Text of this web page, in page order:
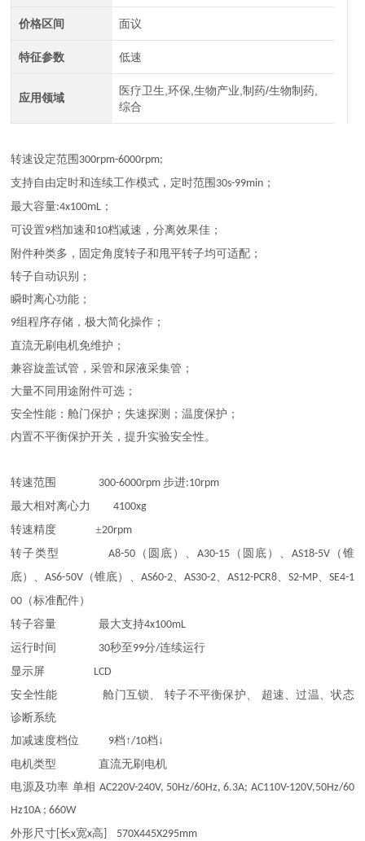
价格区间 面议
特征参数 低速
应用领域
医疗卫生,环保,生物产业,制药/生物制药,
综合
转速设定范围 300rpm-6000rpm;
支持自由定时和连续工作模式，定时范围 30s-99min ；
最大容量:4x100mL ；
可设置9档加速和 10档减速，分离效果佳；
附件种类多，固定角度转子和甩平转子均可适配；
转子自动识别；
瞬时离心功能；
9组程序存储，极大简化操作；
直流无刷电机免维护；
兼容旋盖试管，采管和尿液采集管；
大量不同用途附件可选；
安全性能：舱门保护；失速探测；温度保护；
内置不平衡保护开关，提升实验安全性。
转速范围 300-6000rpm步进:10rpm
最大相对离心力
4100xg
转速精度
±20rpm
转子类型
A8-50（圆底）、 A30-15（圆底）、 AS18-5V（锥
底）、AS6-50V （锥底）、 AS60-2、 AS30-2、 AS12-PCR8、 S2-MP、 SE4-1
00 （标准配件）
转子容量
最大支持4x100mL
运行时间
30秒至 99分/连续运行
显示屏
LCD
安全性能
舱门互锁、 转子不平衡保护、
超速、过温、状态
诊断系统
加减速度档位
9档↑/10档↓
电机类型
直流无刷电机
电源及功率 单相 AC220V-240V, 50Hz/60Hz, 6.3A; AC110V-120V,50Hz/60
Hz10A ; 660W
外形尺寸 [长x宽x高
570X445X295mm